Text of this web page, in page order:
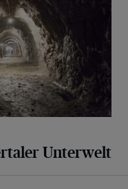
Unterwelt